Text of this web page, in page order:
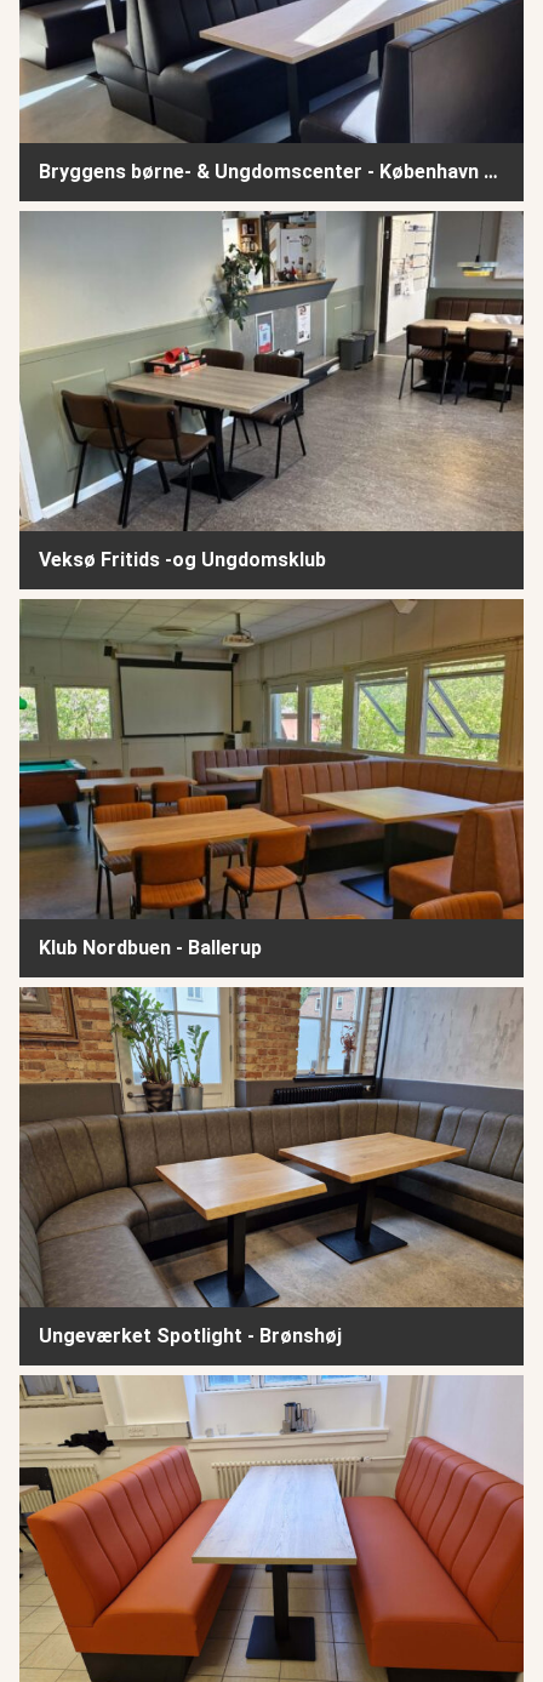
Bryggens børne- & Ungdomscenter - København - del 3
Veksø Fritids -og Ungdomsklub
Veksø Fritids -og Ungdomsklub
Klub Nordbuen - Ballerup
Klub Nordbuen - Ballerup
Ungeværket Spotlight - Brønshøj
Ungeværket Spotlight - Brønshøj
Kvisten - Nørrebro